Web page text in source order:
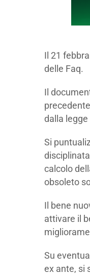
Il 21
delle Faq.
Il
dalla
Si
calcolo
obsoleto
Il bene
attivare il
Su
ex ante, si